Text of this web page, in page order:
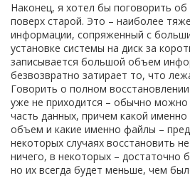
Наконец, я хотел бы поговорить об
поверх старой. Это – наиболее
информации, сопряженный с
установке системы на диск за
записывается большой объем
безвозвратно затирает то, что
Говорить о полном
уже не приходится – обычно можно
часть данных, причем какой
объем и какие именно файлы –
некоторых случаях восстановить
ничего, в некоторых – достаточно
но их всегда будет меньше, чем